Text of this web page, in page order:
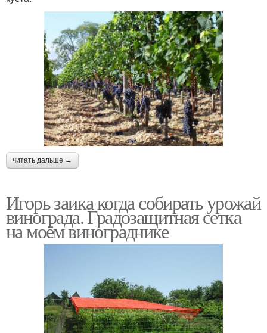
читать дальше →
Игорь заика когда собирать урожай
винограда. Градозащитная сетка
на моём винограднике